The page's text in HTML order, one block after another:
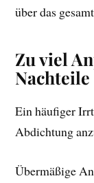
über das
Zu viel
Ein häufiger
Abdichtung
Übermäßige